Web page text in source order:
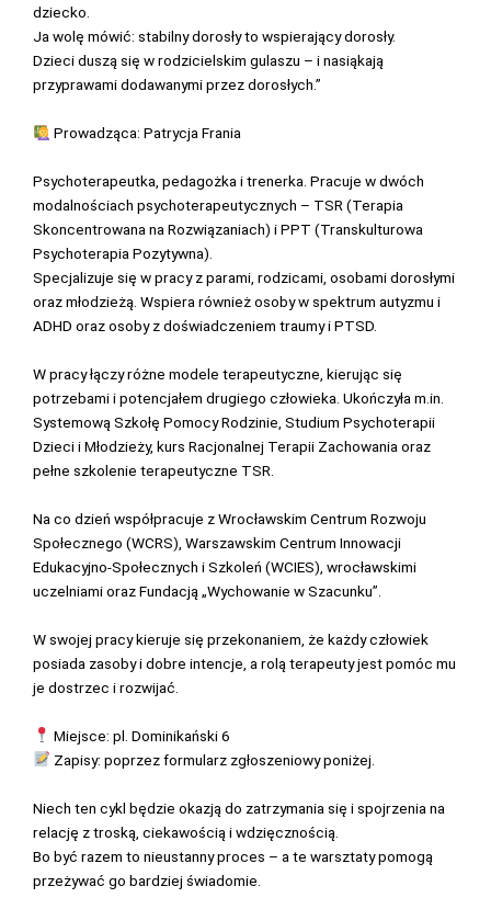
dziecko.
Ja wolę mówić: stabilny dorosły to wspierający dorosły.
Dzieci duszą się w rodzicielskim gulaszu – i nasiąkają
przyprawami dodawanymi przez dorosłych.”
Prowadząca: Patrycja Frania
Psychoterapeutka, pedagożka i trenerka. Pracuje w dwóch
modalnościach psychoterapeutycznych – TSR (Terapia
Skoncentrowana na Rozwiązaniach) i PPT (Transkulturowa
Psychoterapia Pozytywna).
Specjalizuje się w pracy z parami, rodzicami, osobami dorosłymi
oraz młodzieżą. Wspiera również osoby w spektrum autyzmu i
ADHD oraz osoby z doświadczeniem traumy i PTSD.
W pracy łączy różne modele terapeutyczne, kierując się
potrzebami i potencjałem drugiego człowieka. Ukończyła m.in.
Systemową Szkołę Pomocy Rodzinie, Studium Psychoterapii
Dzieci i Młodzieży, kurs Racjonalnej Terapii Zachowania oraz
pełne szkolenie terapeutyczne TSR.
Na co dzień współpracuje z Wrocławskim Centrum Rozwoju
Społecznego (WCRS), Warszawskim Centrum Innowacji
Edukacyjno-Społecznych i Szkoleń (WCIES), wrocławskimi
uczelniami oraz Fundacją „Wychowanie w Szacunku”.
W swojej pracy kieruje się przekonaniem, że każdy człowiek
posiada zasoby i dobre intencje, a rolą terapeuty jest pomóc mu
je dostrzec i rozwijać.
Miejsce: pl. Dominikański 6
Zapisy: poprzez formularz zgłoszeniowy poniżej.
Niech ten cykl będzie okazją do zatrzymania się i spojrzenia na
relację z troską, ciekawością i wdzięcznością.
Bo być razem to nieustanny proces – a te warsztaty pomogą
przeżywać go bardziej świadomie.